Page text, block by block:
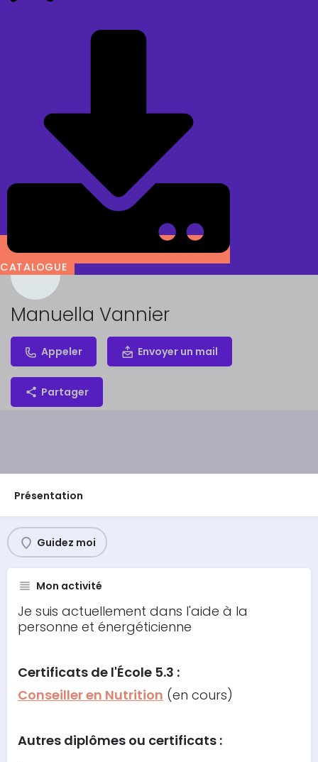
CATALOGUE
Manuella Vannier
Appeler Envoyer un mail
Partager
Présentation
Guidez moi
Mon activité
Je suis actuellement dans l'aide à la
personne et énergéticienne
Certificats de l'École 5.3 :
Conseiller en Nutrition (en cours)
Autres diplômes ou certificats :